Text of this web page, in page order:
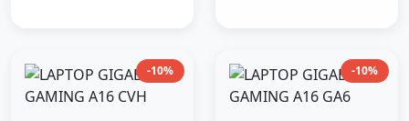
-10% -10%